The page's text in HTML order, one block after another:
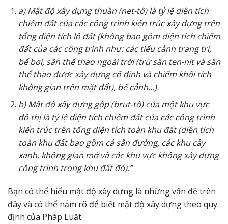
a) Mật độ xây dựng thuần (net-tô) là tỷ lệ diện tích
chiếm đất của các công trình kiến trúc xây dựng trên
tổng diện tích lô đất (không bao gồm diện tích chiếm
đất của các công trình như: các tiểu cảnh trang trí,
bể bơi, sân thể thao ngoài trời (trừ sân ten-nit và sân
thể thao được xây dựng cố định và chiếm khối tích
không gian trên mặt đất), bể cảnh…).
b) Mật độ xây dựng gộp (brut-tô) của một khu vực
đô thị là tỷ lệ diện tích chiếm đất của các công trình
kiến trúc trên tổng diện tích toàn khu đất (diện tích
toàn khu đất bao gồm cả sân đường, các khu cây
xanh, không gian mở và các khu vực không xây dựng
công trình trong khu đất đó).”
Bạn có thể hiểu mật độ xây dựng là những vấn đề trên
đây và có thể nắm rõ để biết mật độ xây dựng theo quy
định của Pháp Luật.